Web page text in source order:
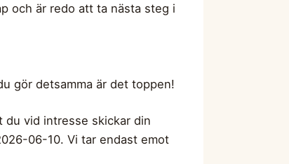
och är redo att ta nästa steg i
gör detsamma är det toppen!
du vid intresse skickar din
06-10. Vi tar endast emot